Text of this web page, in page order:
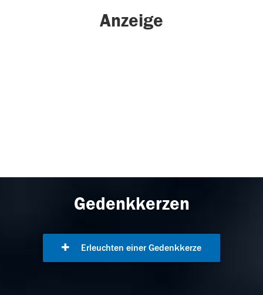
Anzeige
Gedenkkerzen
Erleuchten einer Gedenkkerze